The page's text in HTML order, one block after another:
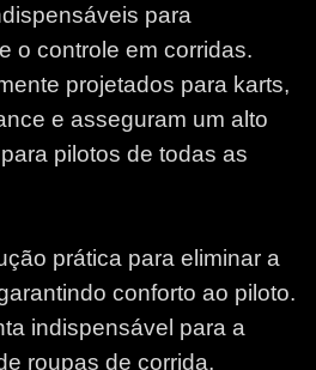
para
o controle em corridas.
projetados para karts,
e asseguram um alto
pilotos de todas as
prática para eliminar a
conforto ao piloto.
indispensável para a
roupas de corrida,